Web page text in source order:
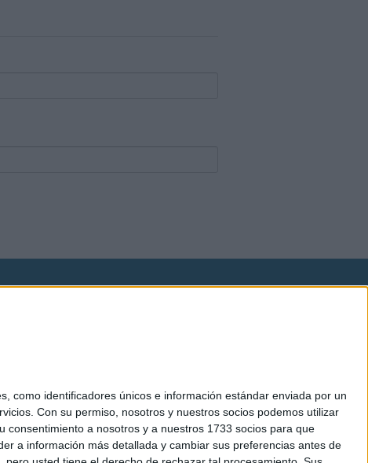
como identificadores únicos e información estándar enviada por un
Con su permiso, nosotros y nuestros socios podemos utilizar
a nosotros y a nuestros 1733 socios para que
a información más detallada y cambiar sus preferencias antes de
Tel. +34 91 593 2767